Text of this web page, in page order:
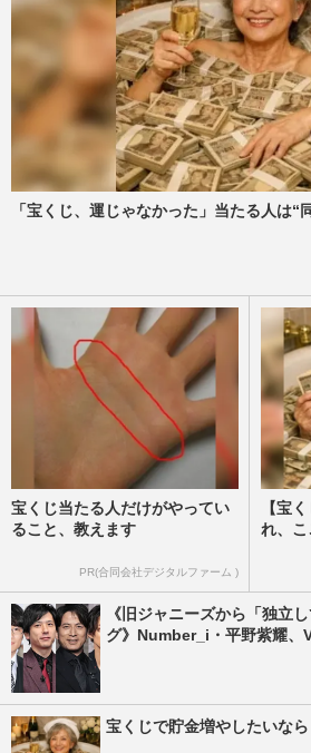
「宝くじ、運じゃなかった」当たる人は“
宝くじ当たる人だけがやってい
ること、教えます
PR(合同会社デジタルファーム )
【宝
れ、
《旧ジャニーズから「独立
グ》Number_i・平野紫耀、
宝くじで貯金増やしたいなら